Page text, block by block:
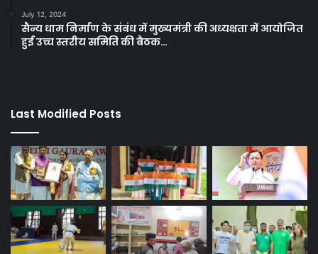
July 12, 2024
सैन्य धाम निर्माण के संबंध में मुख्यमंत्री की अध्यक्षता में आयोजित
हुई उच्च स्तरीय समिति की बैठक…
Last Modified Posts